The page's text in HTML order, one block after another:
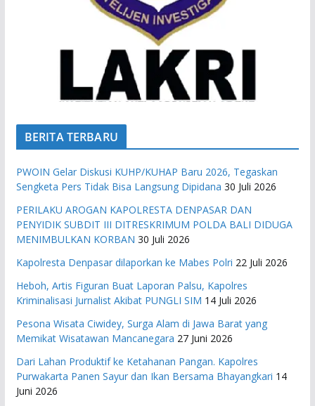
BERITA TERBARU
PWOIN Gelar Diskusi KUHP/KUHAP Baru 2026, Tegaskan
Sengketa Pers Tidak Bisa Langsung Dipidana 30 Juli 2026
PERILAKU AROGAN KAPOLRESTA DENPASAR DAN
PENYIDIK SUBDIT III DITRESKRIMUM POLDA BALI DIDUGA
MENIMBULKAN KORBAN 30 Juli 2026
Kapolresta Denpasar dilaporkan ke Mabes Polri 22 Juli 2026
Heboh, Artis Figuran Buat Laporan Palsu, Kapolres
Kriminalisasi Jurnalist Akibat PUNGLI SIM 14 Juli 2026
Pesona Wisata Ciwidey, Surga Alam di Jawa Barat yang
Memikat Wisatawan Mancanegara 27 Juni 2026
Dari Lahan Produktif ke Ketahanan Pangan. Kapolres
Purwakarta Panen Sayur dan Ikan Bersama Bhayangkari 14
Juni 2026